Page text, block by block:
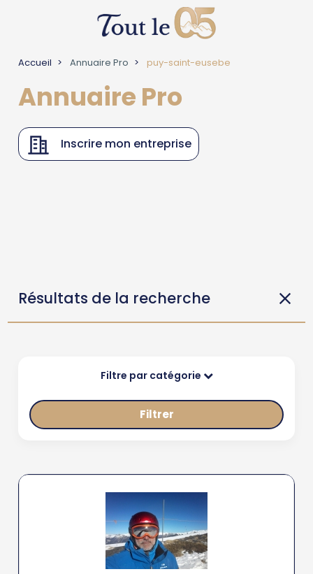
Accueil Annuaire Pro puy-saint-eusebe
Annuaire Pro
Inscrire mon entreprise
Résultats de la recherche
Filtre par catégorie
Filtrer